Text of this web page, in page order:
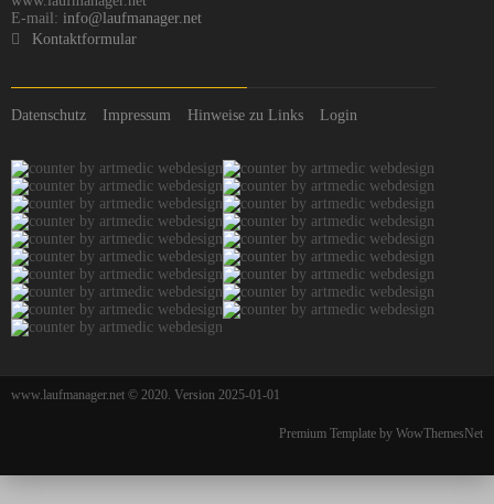
E-mail: info@laufmanager.net
Kontaktformular
Datenschutz Impressum Hinweise zu Links Login
www.laufmanager.net © 2020. Version 2025-01-01
Premium Template by WowThemesNet